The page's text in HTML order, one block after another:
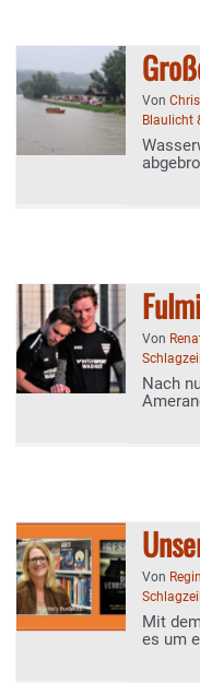
Von
Blaulicht
Von
Nach
Von
Mit
es um